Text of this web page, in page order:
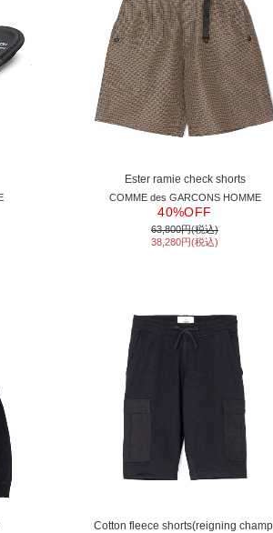
Ester ramie check shorts
COMME des GARCONS HOMME
40%OFF
63,800円(税込)
38,280円(税込)
Cotton fleece shorts(reigning